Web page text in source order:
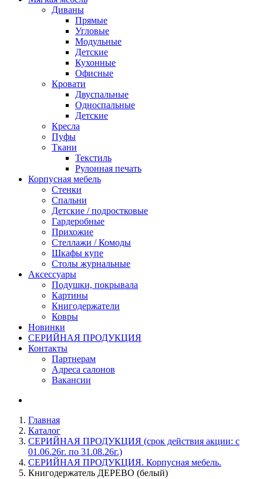
Диваны
Прямые
Угловые
Модульные
Детские
Кухонные
Офисные
Кровати
Двуспальные
Односпальные
Детские
Кресла
Пуфы
Ткани
Текстиль
Рулонная печать
Корпусная мебель
Стенки
Спальни
Детские / подростковые
Гардеробные
Прихожие
Стеллажи / Комоды
Шкафы купе
Столы журнальные
Аксессуары
Подушки, покрывала
Картины
Книгодержатели
Ковры
Новинки
СЕРИЙНАЯ ПРОДУКЦИЯ
Контакты
Партнерам
Адреса салонов
Вакансии
Главная
Каталог
СЕРИЙНАЯ ПРОДУКЦИЯ (срок действия акции: с
01.06.26г. по 31.08.26г.)
СЕРИЙНАЯ ПРОДУКЦИЯ. Корпусная мебель.
Книгодержатель ДЕРЕВО (белый)